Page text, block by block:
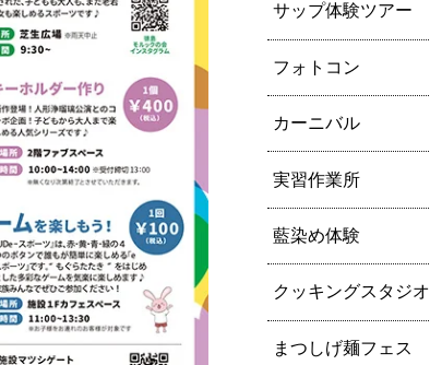
サップ体験ツアー
フォトコン
カーニバル
実習作業所
藍染め体験
クッキングスタジオ
まつしげ麺フェス